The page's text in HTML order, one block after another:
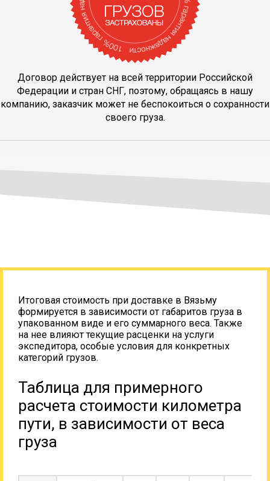
Договор действует на всей территории Российской
Федерации и стран СНГ, поэтому, обращаясь в нашу
компанию, заказчик может не беспокоиться о сохранности
своего груза.
Итоговая стоимость при доставке в Вязьму
формируется в зависимости от габаритов груза в
упакованном виде и его суммарного веса. Также
на нее влияют текущие расценки на услуги
экспедитора, особые условия для конкретных
категорий грузов.
Таблица для примерного
расчета стоимости километра
пути, в зависимости от веса
груза